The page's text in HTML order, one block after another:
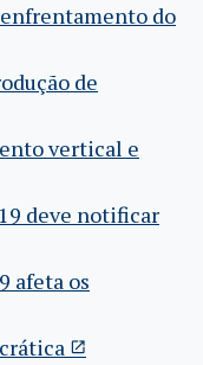
do
de
vertical e
deve notificar
afeta os